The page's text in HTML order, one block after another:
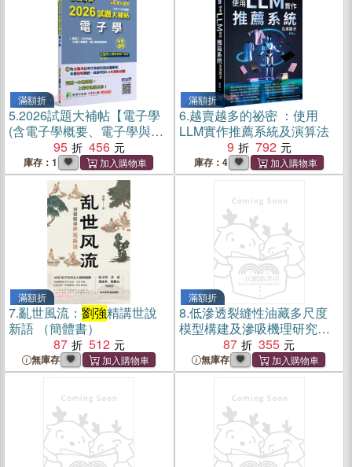
滿額折
5.2026試題大補帖【電子學
(含電子學概要、電子學與電
路學)】(108～114年試題)申
論題型
95 456
庫存：1
滿額折
6.越賣越多的祕密 ：使用
LLM實作推薦系統及演算法
9
792
庫存：4
滿額折
7.亂世風流： 劉強精講世說
新語 （簡體書）
87
512
無庫存
滿額折
8.低滲透裂縫性油藏多尺度
模型構建及滲吸機理研究
（簡體書）
87 355
無庫存